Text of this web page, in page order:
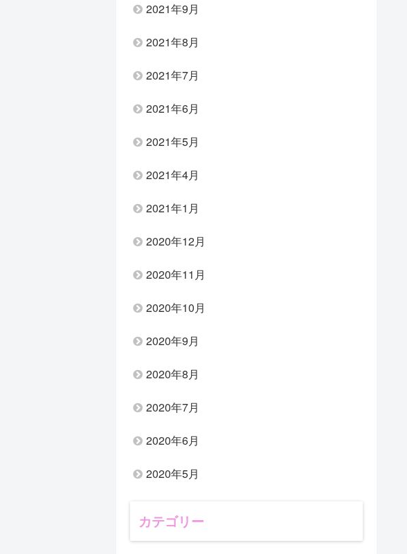
2021年9月
2021年8月
2021年7月
2021年6月
2021年5月
2021年4月
2021年1月
2020年12月
2020年11月
2020年10月
2020年9月
2020年8月
2020年7月
2020年6月
2020年5月
カテゴリー